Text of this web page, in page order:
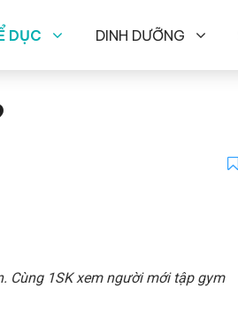
DỤC DINH DƯỠNG
Cùng 1SK xem người mới tập gym